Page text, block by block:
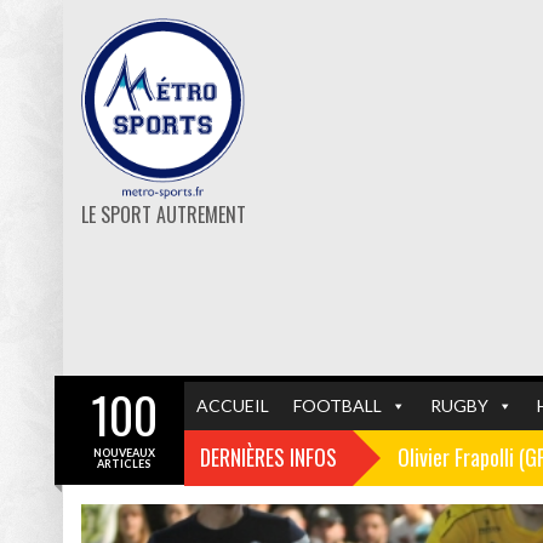
LE SPORT AUTREMENT
ACCUEIL FOOTBALL RUGBY
DERNIÈRES INFOS Olivier Frapolli
Christophe
100
NOUVEAUX
ARTICLES
GF38 FOOTBALL